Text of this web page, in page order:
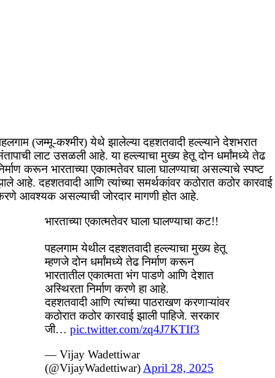
(जम्मू-कश्मीर) येथे झालेल्या दहशतवादी हल्ल्याने देशभरात
लाट उसळली आहे. या हल्ल्याचा मुख्य हेतू दोन धर्मांमध्ये तेढ
करून भारताच्या एकात्मतेवर घाला घालण्याचा असल्याचे स्पष्ट
आहे. दहशतवादी आणि त्यांच्या समर्थकांवर कठोरात कठोर कारवाई
आवश्यक असल्याची जोरदार मागणी होत आहे.
भारताच्या एकात्मतेवर घाला घालण्याचा कट!!
पहलगाम येथील दहशतवादी हल्ल्याचा मुख्य हेतू
म्हणजे दोन धर्मांमध्ये तेढ निर्माण करून
भारतातील एकात्मता भंग पाडणे आणि देशात
अस्थिरता निर्माण करणे हा आहे.
दहशतवादी आणि त्यांच्या पाठराखण करणाऱ्यांवर
कठोरात कठोर कारवाई झाली पाहिजे. सरकार
जी… pic.twitter.com/zq4J7KTIf3
— Vijay Wadettiwar
(@VijayWadettiwar) April 28, 2025